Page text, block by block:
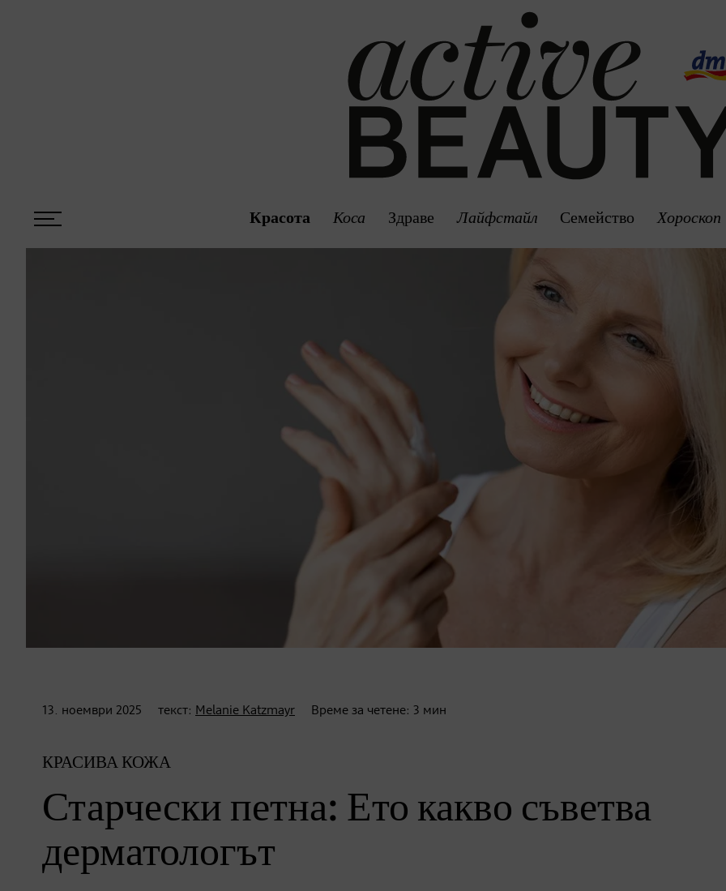
Красота Коса Здраве Лайфстайл Семейство Хороскоп
13. ноември 2025 текст: Melanie Katzmayr Време за четене: 3 мин
КРАСИВА КОЖА
Старчески петна: Ето какво съветва
дерматологът